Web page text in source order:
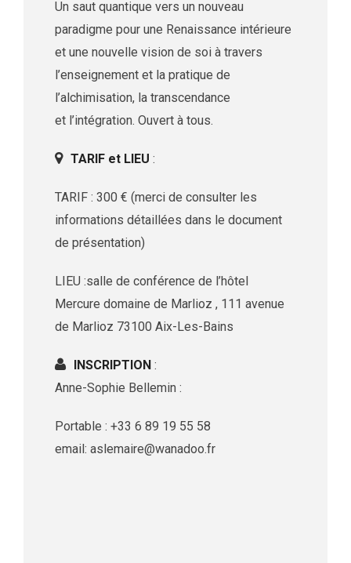
Un saut quantique vers un nouveau
paradigme pour une Renaissance intérieure
et une nouvelle vision de soi à travers
l’enseignement et la pratique de
l’alchimisation, la transcendance
et l’intégration. Ouvert à tous.
TARIF et LIEU :
TARIF : 300 € (merci de consulter les
informations détaillées dans le document
de présentation)
LIEU :salle de conférence de l’hôtel
Mercure domaine de Marlioz , 111 avenue
de Marlioz 73100 Aix-Les-Bains
INSCRIPTION :
Anne-Sophie Bellemin :
Portable : +33 6 89 19 55 58
email: aslemaire@wanadoo.fr